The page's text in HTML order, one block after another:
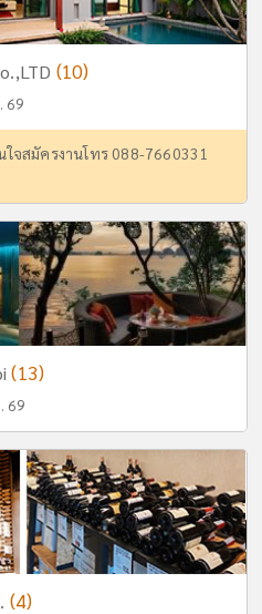
(10)
69
จสมัครงานโทร 088-7660331
(13)
69
(4)